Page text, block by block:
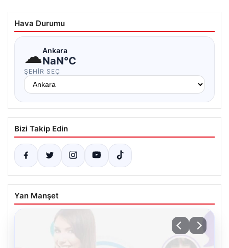
Hava Durumu
☁Ankara
NaN°C
ŞEHIR SEÇ
Bizi Takip Edin
Yan Manşet